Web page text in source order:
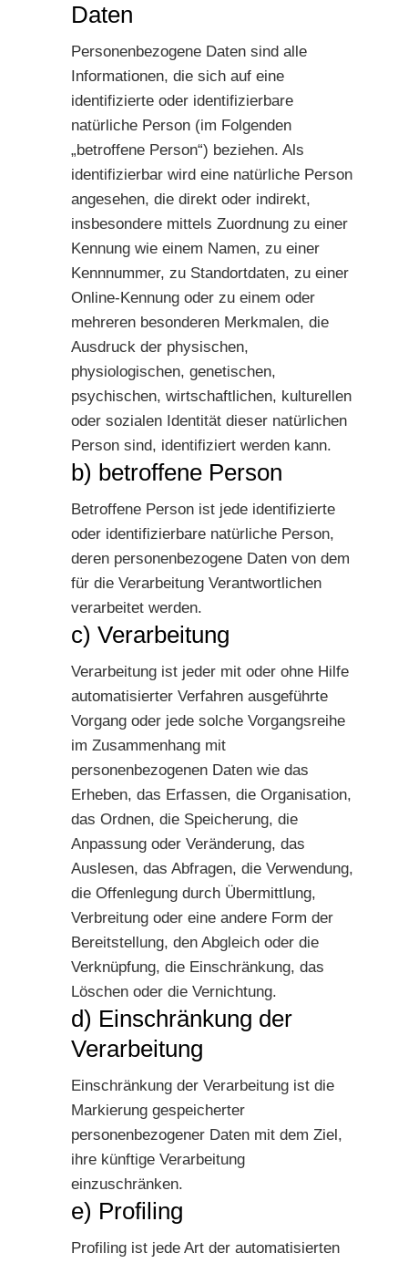
Daten
Personenbezogene Daten sind alle
Informationen, die sich auf eine
identifizierte oder identifizierbare
natürliche Person (im Folgenden
„betroffene Person“) beziehen. Als
identifizierbar wird eine natürliche Person
angesehen, die direkt oder indirekt,
insbesondere mittels Zuordnung zu einer
Kennung wie einem Namen, zu einer
Kennnummer, zu Standortdaten, zu einer
Online-Kennung oder zu einem oder
mehreren besonderen Merkmalen, die
Ausdruck der physischen,
physiologischen, genetischen,
psychischen, wirtschaftlichen, kulturellen
oder sozialen Identität dieser natürlichen
Person sind, identifiziert werden kann.
b) betroffene Person
Betroffene Person ist jede identifizierte
oder identifizierbare natürliche Person,
deren personenbezogene Daten von dem
für die Verarbeitung Verantwortlichen
verarbeitet werden.
c) Verarbeitung
Verarbeitung ist jeder mit oder ohne Hilfe
automatisierter Verfahren ausgeführte
Vorgang oder jede solche Vorgangsreihe
im Zusammenhang mit
personenbezogenen Daten wie das
Erheben, das Erfassen, die Organisation,
das Ordnen, die Speicherung, die
Anpassung oder Veränderung, das
Auslesen, das Abfragen, die Verwendung,
die Offenlegung durch Übermittlung,
Verbreitung oder eine andere Form der
Bereitstellung, den Abgleich oder die
Verknüpfung, die Einschränkung, das
Löschen oder die Vernichtung.
d) Einschränkung der
Verarbeitung
Einschränkung der Verarbeitung ist die
Markierung gespeicherter
personenbezogener Daten mit dem Ziel,
ihre künftige Verarbeitung
einzuschränken.
e) Profiling
Profiling ist jede Art der automatisierten